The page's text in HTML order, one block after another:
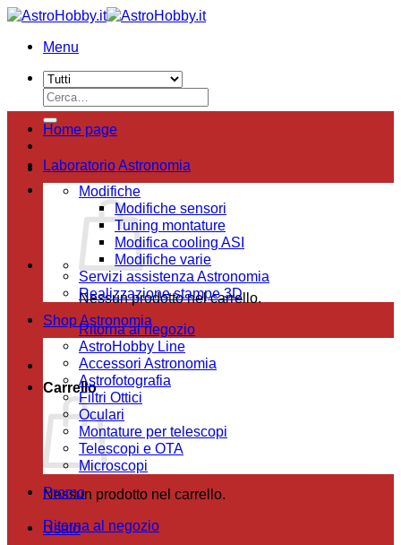
Salta
contenuti
Menu
Cerca:
Nessun prodotto nel carrello.
Ritorna al negozio
Carrello
Nessun prodotto nel carrello.
Ritorna al negozio
Home page
Laboratorio Astronomia
Modifiche
Modifiche sensori
Tuning montature
Modifica cooling ASI
Modifiche varie
Servizi assistenza Astronomia
Realizzazione stampe 3D
Shop Astronomia
AstroHobby Line
Accessori Astronomia
Astrofotografia
Filtri Ottici
Oculari
Montature per telescopi
Telescopi e OTA
Microscopi
Promo
Usato